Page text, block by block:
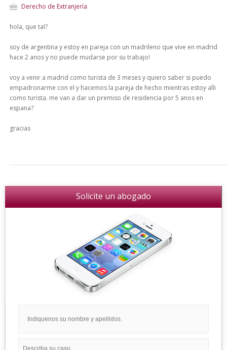
Derecho de Extranjería
hola, que tal?
soy de argentina y estoy en pareja con un madrileno que vive en madrid
hace 2 anos y no puede mudarse por su trabajo!
voy a venir a madrid como turista de 3 meses y quiero saber si puedo
empadronarme con el y hacemos la pareja de hecho mientras estoy alli
como turista. me van a dar un premiso de residencia por 5 anos en
espana?
gracias
Solicite un abogado